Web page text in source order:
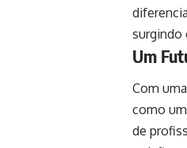
surgindo
Um
Com
como
de